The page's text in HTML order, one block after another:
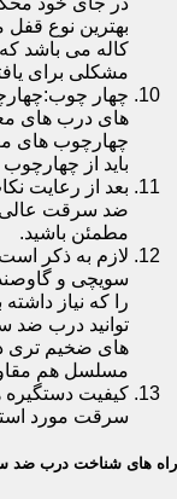
بهترین نوع
کاله می باشد
مشکلی برای
چهار
های درب های
چهارچوب های
باید از
بعد از رعایت
ضد سرقت عالی
مطمئن باشید.
لازم به ذکر
سویچی و
را که نیاز
توانید درب ضد
های ضخیم تری
مسلسل هم
کیفیت
سرقت مورد
راه های شناخت درب ضد